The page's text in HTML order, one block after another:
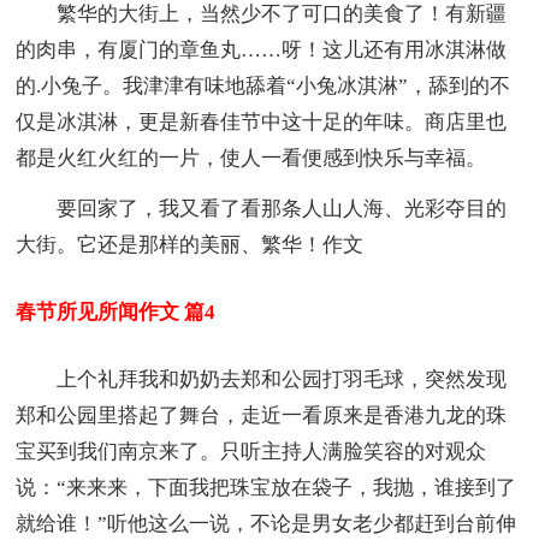
繁华的大街上，当然少不了可口的美食了！有新疆
的肉串，有厦门的章鱼丸……呀！这儿还有用冰淇淋做
的.小兔子。我津津有味地舔着“小兔冰淇淋”，舔到的不
仅是冰淇淋，更是新春佳节中这十足的年味。商店里也
都是火红火红的一片，使人一看便感到快乐与幸福。
要回家了，我又看了看那条人山人海、光彩夺目的
大街。它还是那样的美丽、繁华！作文
春节所见所闻作文 篇4
上个礼拜我和奶奶去郑和公园打羽毛球，突然发现
郑和公园里搭起了舞台，走近一看原来是香港九龙的珠
宝买到我们南京来了。只听主持人满脸笑容的对观众
说：“来来来，下面我把珠宝放在袋子，我抛，谁接到了
就给谁！”听他这么一说，不论是男女老少都赶到台前伸